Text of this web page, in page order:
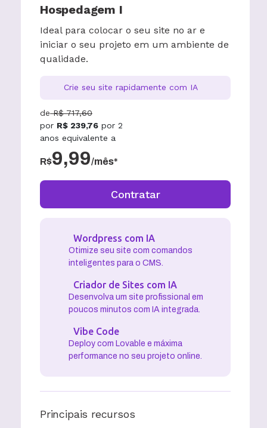
Hospedagem I
Ideal para colocar o seu site no ar e
iniciar o seu projeto em um ambiente de
qualidade.
Crie seu site rapidamente com IA
de R$ 717,60
por R$ 239,76 por 2
anos equivalente a
R$9,99/mês*
Contratar
Wordpress com IA
Otimize seu site com comandos
inteligentes para o CMS.
Criador de Sites com IA
Desenvolva um site profissional em
poucos minutos com IA integrada.
Vibe Code
Deploy com Lovable e máxima
performance no seu projeto online.
Principais recursos